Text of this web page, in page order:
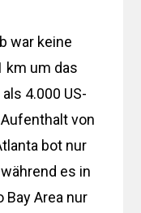
war keine
km um das
4.000 US-
von
bot nur
es in
Bay Area nur